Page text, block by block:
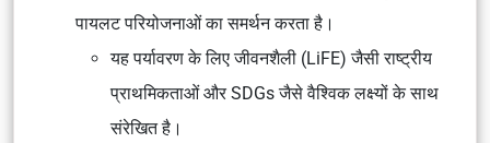
पायलट परियोजनाओं का समर्थन करता है।
यहपर्यावरण के लिए जीवनशैली (LiFE) जैसी राष्ट्रीय
प्राथमिकताओं और SDGsजैसे वैश्विक लक्ष्यों के साथ
संरेखित है।